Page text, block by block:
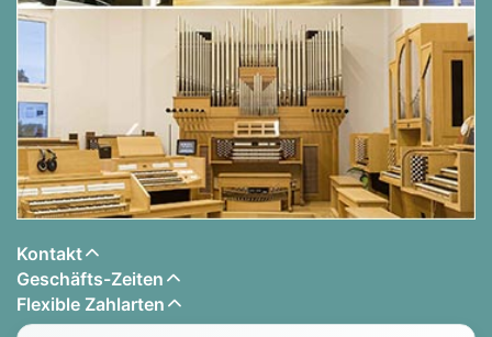
Kontakt
Geschäfts-Zeiten
Flexible Zahlarten